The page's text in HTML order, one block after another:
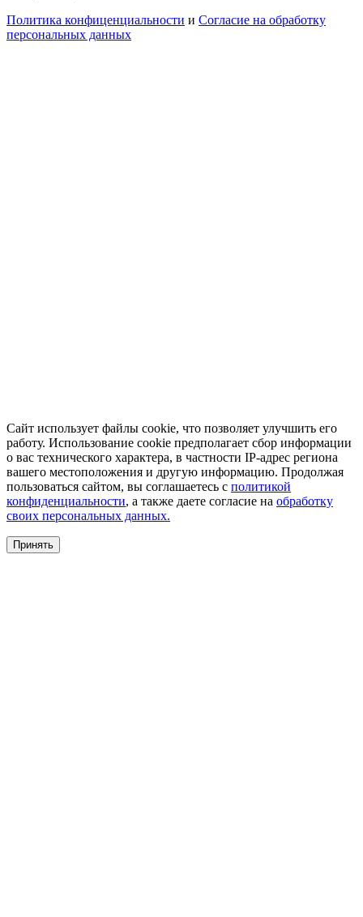
Политика конфиценциальности и Согласие на обработку
персональных данных
Сайт использует файлы cookie, что позволяет улучшить его
работу. Использование cookie предполагает сбор информации
о вас технического характера, в частности IP-адрес региона
вашего местоположения и другую информацию. Продолжая
пользоваться сайтом, вы соглашаетесь с политикой
конфиденциальности, а также даете согласие на обработку
своих персональных данных.
Принять